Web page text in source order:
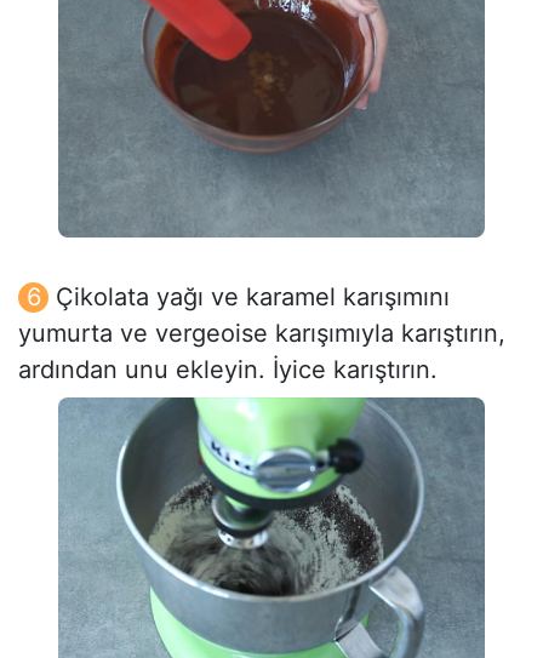
Çikolata yağı ve karamel karışımını
yumurta ve vergeoise karışımıyla karıştırın,
ardından unu ekleyin. İyice karıştırın.